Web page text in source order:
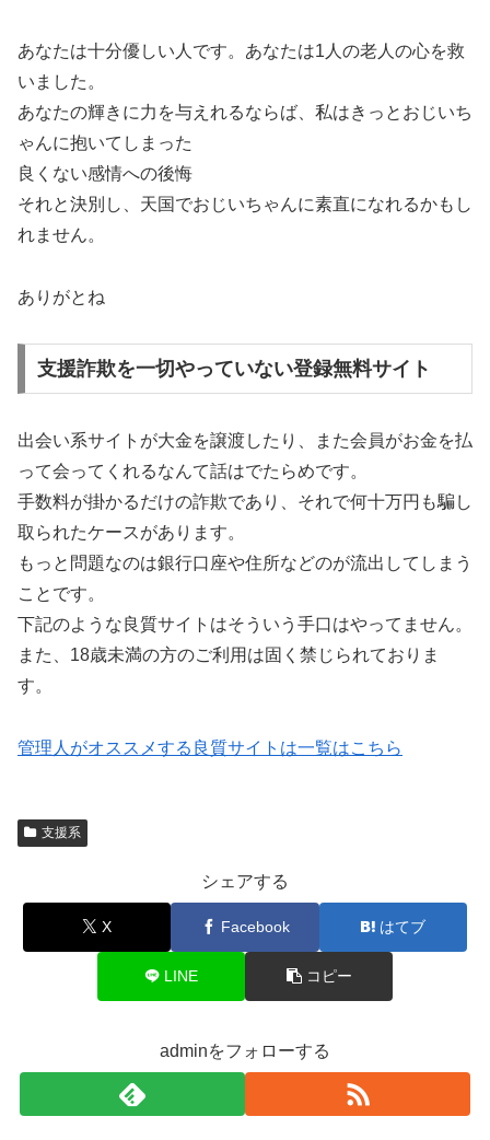
あなたは十分優しい人です。あなたは1人の老人の心を救
いました。
あなたの輝きに力を与えれるならば、私はきっとおじいち
ゃんに抱いてしまった
良くない感情への後悔
それと決別し、天国でおじいちゃんに素直になれるかもし
れません。
ありがとね
支援詐欺を一切やっていない登録無料サイト
出会い系サイトが大金を譲渡したり、また会員がお金を払
って会ってくれるなんて話はでたらめです。
手数料が掛かるだけの詐欺であり、それで何十万円も騙し
取られたケースがあります。
もっと問題なのは銀行口座や住所などのが流出してしまう
ことです。
下記のような良質サイトはそういう手口はやってません。
また、18歳未満の方のご利用は固く禁じられておりま
す。
管理人がオススメする良質サイトは一覧はこちら
支援系
シェアする
X Facebook はてブ
LINE コピー
adminをフォローする